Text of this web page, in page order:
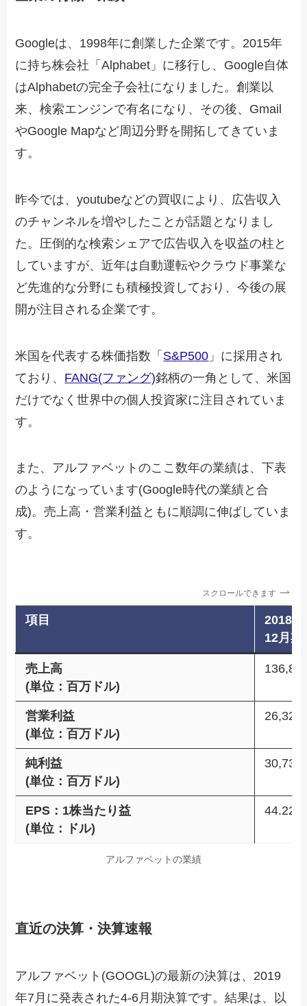
Googleは、1998年に創業した企業です。2015年
に持ち株会社「Alphabet」に移行し、Google自体
はAlphabetの完全子会社になりました。創業以
来、検索エンジンで有名になり、その後、Gmail
やGoogle Mapなど周辺分野を開拓してきていま
す。
昨今では、youtubeなどの買収により、広告収入
のチャンネルを増やしたことが話題となりまし
た。圧倒的な検索シェアで広告収入を収益の柱と
していますが、近年は自動運転やクラウド事業な
ど先進的な分野にも積極投資しており、今後の展
開が注目される企業です。
米国を代表する株価指数「 S&P500 」に採用され
ており、 FANG(ファング)銘柄の一角として、米国
だけでなく世界中の個人投資家に注目されていま
す。
また、アルファベットのここ数年の業績は、下表
のようになっています(Google時代の業績と合
成)。売上高・営業利益ともに順調に伸ばしていま
す。
スクロールできます
項目
2018年
12月期
売上高
(単位：百万ドル)
営業利益
(単位：百万ドル)
26,321
純利益
(単位：百万ドル)
30,736
EPS：1株当たり益
(単位：ドル)
44.22
アルファベットの業績
直近の決算・決算速報
アルファベット(GOOGL)の最新の決算は、2019
年7月に発表された4-6月期決算です。結果は、以